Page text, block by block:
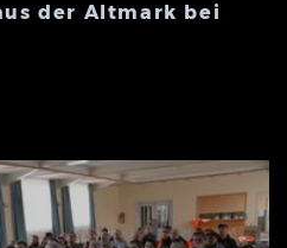
der Altmark bei